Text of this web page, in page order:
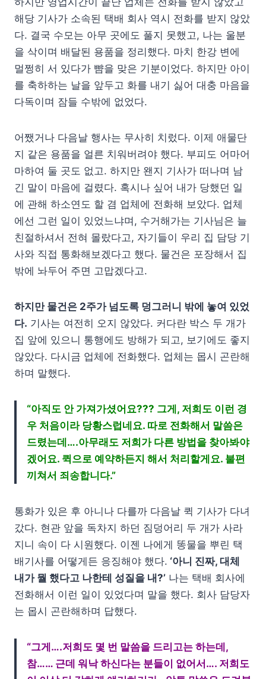
해당 기사가 소속된 택배 회사 역시 전화를 받지 않았
다. 결국 수모는 아무 곳에도 풀지 못했고, 나는 울분
을 삭이며 배달된 용품을 정리했다. 마치 한강 변에
멀쩡히 서 있다가 뺨을 맞은 기분이었다. 하지만 아이
를 축하하는 날을 앞두고 화를 내기 싫어 대충 마음을
다독이며 잠들 수밖에 없었다.
어쨌거나 다음날 행사는 무사히 치렀다. 이제 애물단
지 같은 용품을 얼른 치워버려야 했다. 부피도 어마어
마하여 둘 곳도 없고. 하지만 왠지 기사가 떠나며 남
긴 말이 마음에 걸렸다. 혹시나 싶어 내가 당했던 일
에 관해 하소연도 할 겸 업체에 전화해 보았다. 업체
에선 그런 일이 있었느냐며, 수거해가는 기사님은 늘
친절하셔서 전혀 몰랐다고, 자기들이 우리 집 담당 기
사와 직접 통화해보겠다고 했다. 물건은 포장해서 집
밖에 놔두어 주면 고맙겠다고.
하지만 물건은 2주가 넘도록 덩그러니 밖에 놓여 있었
다. 기사는 여전히 오지 않았다. 커다란 박스 두 개가
집 앞에 있으니 통행에도 방해가 되고, 보기에도 좋지
않았다. 다시금 업체에 전화했다. 업체는 몹시 곤란해
하며 말했다.
“아직도 안 가져가셨어요??? 그게, 저희도 이런 경
우 처음이라 당황스럽네요. 따로 전화해서 말씀은
드렸는데….아무래도 저희가 다른 방법을 찾아봐야
겠어요. 퀵으로 예약하든지 해서 처리할게요. 불편
끼쳐서 죄송합니다.”
통화가 있은 후 아니나 다를까 다음날 퀵 기사가 다녀
갔다. 현관 앞을 독차지 하던 짐덩어리 두 개가 사라
지니 속이 다 시원했다. 이젠 나에게 똥물을 뿌린 택
배기사를 어떻게든 응징해야 했다. ‘아니 진짜, 대체
내가 뭘 했다고 나한테 성질을 내?’ 나는 택배 회사에
전화해서 이런 일이 있었다며 말을 했다. 회사 담당자
는 몹시 곤란해하며 답했다.
“그게….저희도 몇 번 말씀을 드리고는 하는데,
참…… 근데 워낙 하신다는 분들이 없어서…. 저희도